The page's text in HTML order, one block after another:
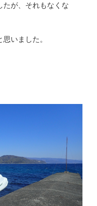
たが、それもなくな
いました。